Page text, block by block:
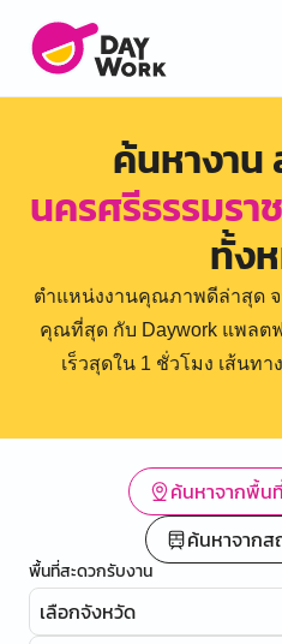
ค้นหางาน
นครศรีธรรมรา
ทั้ง
ตำแหน่งงานคุณภาพดีล่าสุด
คุณที่สุด กับ Daywork แพลต
เร็วสุดใน 1 ชั่วโมง เส้นท
ค้นหาจากพื้น
ค้นหาจากส
พื้นที่สะดวกรับงาน
เลือกจังหวัด